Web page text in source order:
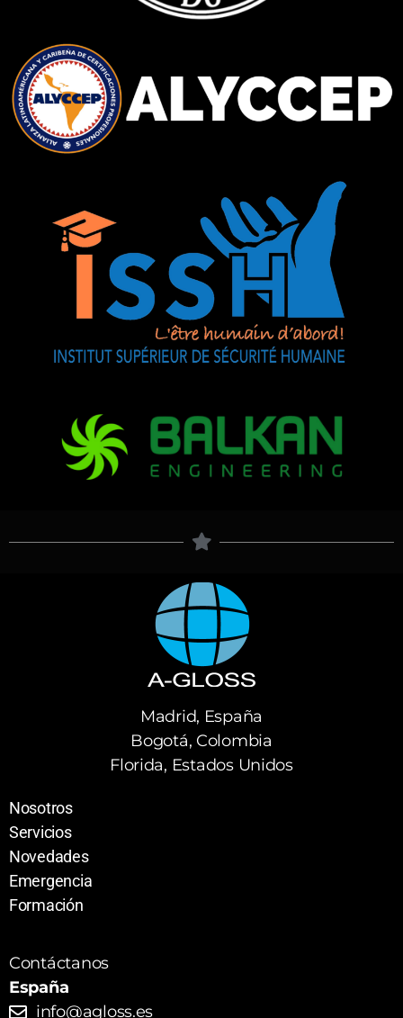
Madrid, España
Bogotá, Colombia
Florida, Estados Unidos
Nosotros
Servicios
Novedades
Emergencia
Formación
Contáctanos
España
info@agloss.es